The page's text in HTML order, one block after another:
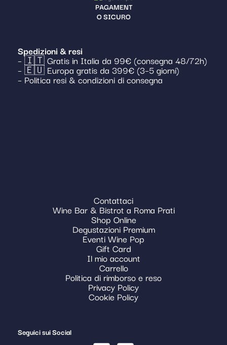
PAGAMENT
O SICURO
Spedizioni & resi
– 🇮🇹 Gratis in Italia da 99€ (consegna 48/72h)
– 🇪🇺 Europa gratis da 399€ (3–5 giorni)
– Politica resi & condizioni di consegna
Contattaci
Wine Bar & Bistrot a Roma Prati
Shop Online
Degustazioni Premium
Eventi Wine Pop
Gift Card
Il mio account
Carrello
Politica di rimborso e reso
Privacy Policy
Cookie Policy
Seguici sui Social